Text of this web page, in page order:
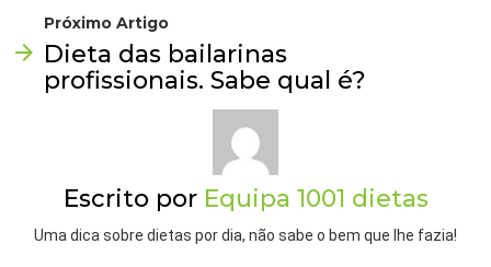
Próximo Artigo
Dieta das bailarinas
profissionais. Sabe qual é?
Escrito por Equipa 1001 dietas
Uma dica sobre dietas por dia, não sabe o bem que lhe fazia!